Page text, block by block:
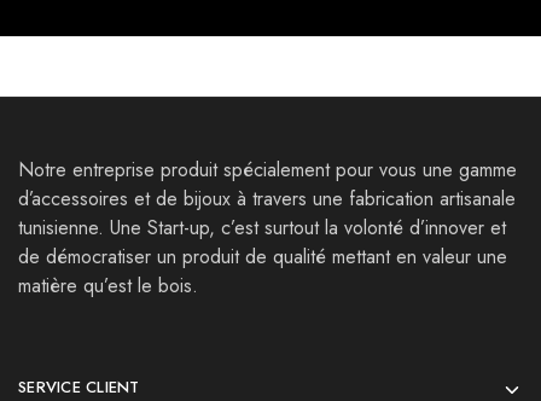
Notre entreprise produit spécialement pour vous une gamme
d’accessoires et de bijoux à travers une fabrication artisanale
tunisienne. Une Start-up, c’est surtout la volonté d’innover et
de démocratiser un produit de qualité mettant en valeur une
matière qu’est le bois.
SERVICE CLIENT